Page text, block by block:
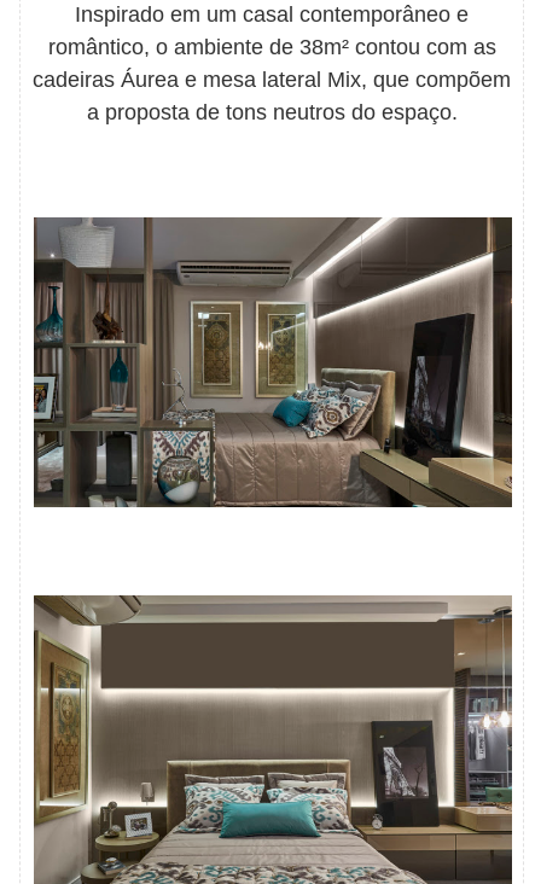
Inspirado em um casal contemporâneo e
romântico, o ambiente de 38m² contou com as
cadeiras Áurea e mesa lateral Mix, que compõem
a proposta de tons neutros do espaço.